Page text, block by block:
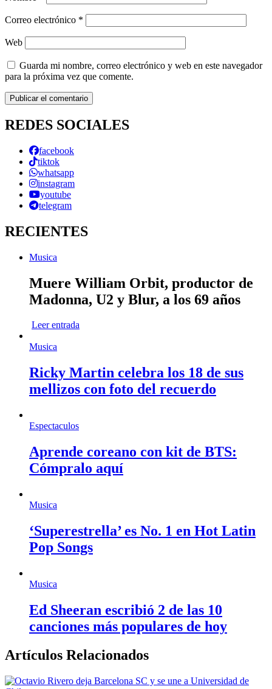
Correo electrónico *
Web
Guarda mi nombre, correo electrónico y web en este navegador
para la próxima vez que comente.
REDES SOCIALES
facebook
tiktok
whatsapp
instagram
youtube
telegram
RECIENTES
Musica
Muere William Orbit, productor de
Madonna, U2 y Blur, a los 69 años
Leer entrada
Musica
Ricky Martin celebra los 18 de sus
mellizos con foto del recuerdo
Espectaculos
Aprende coreano con kit de BTS:
Cómpralo aquí
Musica
‘Superestrella’ es No. 1 en Hot Latin
Pop Songs
Musica
Ed Sheeran escribió 2 de las 10
canciones más populares de hoy
Artículos Relacionados